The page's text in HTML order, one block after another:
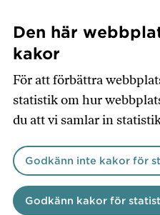
till
huvudinnehåll
Den här
kakor
För att förbättra
statistik om hur
du att vi samlar in
Godkänn inte kakor för
Godkänn kakor för